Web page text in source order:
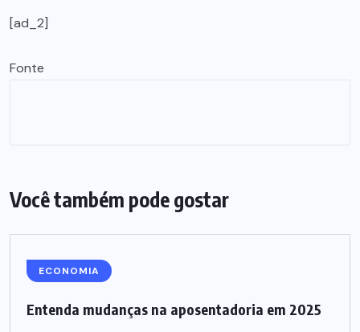
[ad_2]
Fonte
Você também pode gostar
ECONOMIA
Entenda mudanças na aposentadoria em 2025